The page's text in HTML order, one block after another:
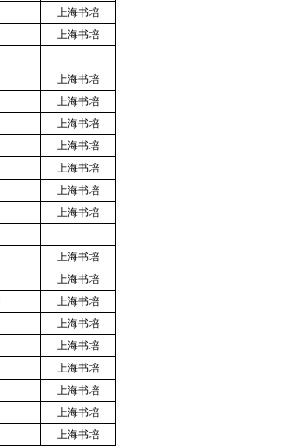
上海书培
上海书培
上海书培
上海书培
上海书培
上海书培
上海书培
上海书培
上海书培
上海书培
上海书培
上海书培
上海书培
上海书培
上海书培
上海书培
上海书培
上海书培